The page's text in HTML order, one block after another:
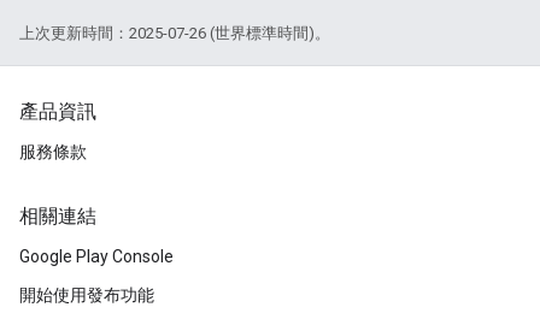
上次更新時間：2025-07-26 (世界標準時間)。
產品資訊
服務條款
相關連結
Google Play Console
開始使用發布功能